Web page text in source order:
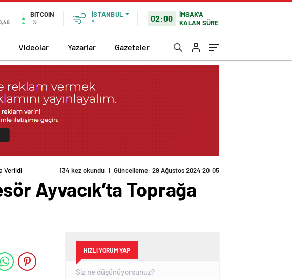
BITCOIN
%
İSTANBUL
°
02:00
İMSAK'A
KALAN SÜRE
Videolar Yazarlar Gazeteler
Verildi 134 kez okundu | Güncelleme: 29 Ağustos 2024 20:05
Ayvacık’ta Toprağa
HIZLI YORUM YAP